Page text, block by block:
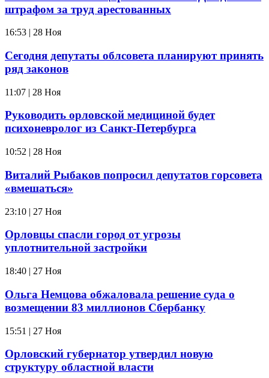
штрафом за труд арестованных
16:53 | 28 Ноя
Сегодня депутаты облсовета планируют принять
ряд законов
11:07 | 28 Ноя
Руководить орловской медициной будет
психоневролог из Санкт-Петербурга
10:52 | 28 Ноя
Виталий Рыбаков попросил депутатов горсовета
«вмешаться»
23:10 | 27 Ноя
Орловцы спасли город от угрозы
уплотнительной застройки
18:40 | 27 Ноя
Ольга Немцова обжаловала решение суда о
возмещении 83 миллионов Сбербанку
15:51 | 27 Ноя
Орловский губернатор утвердил новую
структуру областной власти